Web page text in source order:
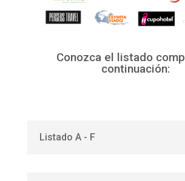
Conozca el listado
continuación:
Listado A - F